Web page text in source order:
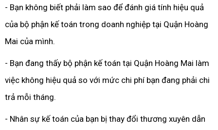
- Bạn không biết phải làm sao để đánh giá tính hiệu quả
của bộ phận kế toán trong doanh nghiệp tại Quận Hoàng
Mai của mình.
- Bạn đang thấy bộ phận kế toán tại Quận Hoàng Mai làm
việc không hiệu quả so với mức chi phí bạn đang phải chi
trả mỗi tháng.
- Nhân sự kế toán của bạn bị thay đổi thương xuyên dẫn